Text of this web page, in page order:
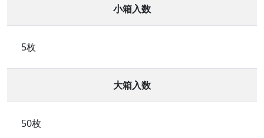
小箱入数
5枚
大箱入数
50枚